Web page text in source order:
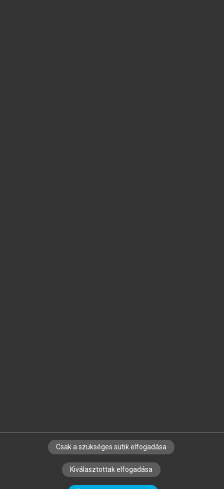
SZERZŐKNEK CÉGEKNEK KÖNYVTÁROSOKNAK
SZERKESZTÉSI ÉS LEKTORÁLÁSI ALAPELVEK
Csak a szükséges sütik elfogadása
Kiválasztottak elfogadása